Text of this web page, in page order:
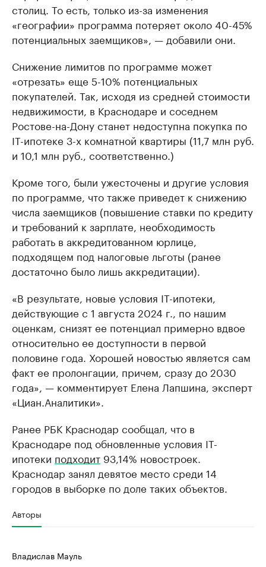
столиц. То есть, только из-за изменения
«географии» программа потеряет около 40-45%
потенциальных заемщиков», — добавили они.
Снижение лимитов по программе может
«отрезать» еще 5-10% потенциальных
покупателей. Так, исходя из средней стоимости
недвижимости, в Краснодаре и соседнем
Ростове-на-Дону станет недоступна покупка по
IT-ипотеке 3-х комнатной квартиры (11,7 млн руб.
и 10,1 млн руб., соответственно.)
Кроме того, были ужесточены и другие условия
по программе, что также приведет к снижению
числа заемщиков (повышение ставки по кредиту
и требований к зарплате, необходимость
работать в аккредитованном юрлице,
подходящем под налоговые льготы (ранее
достаточно было лишь аккредитации).
«В результате, новые условия IT-ипотеки,
действующие с 1 августа 2024 г., по нашим
оценкам, снизят ее потенциал примерно вдвое
относительно ее доступности в первой
половине года. Хорошей новостью является сам
факт ее пролонгации, причем, сразу до 2030
года», — комментирует Елена Лапшина, эксперт
«Циан.Аналитики».
Ранее РБК Краснодар сообщал, что в
Краснодаре под обновленные условия IT-
ипотеки подходит 93,14% новостроек.
Краснодар занял девятое место среди 14
городов в выборке по доле таких объектов.
Авторы
Владислав Мауль